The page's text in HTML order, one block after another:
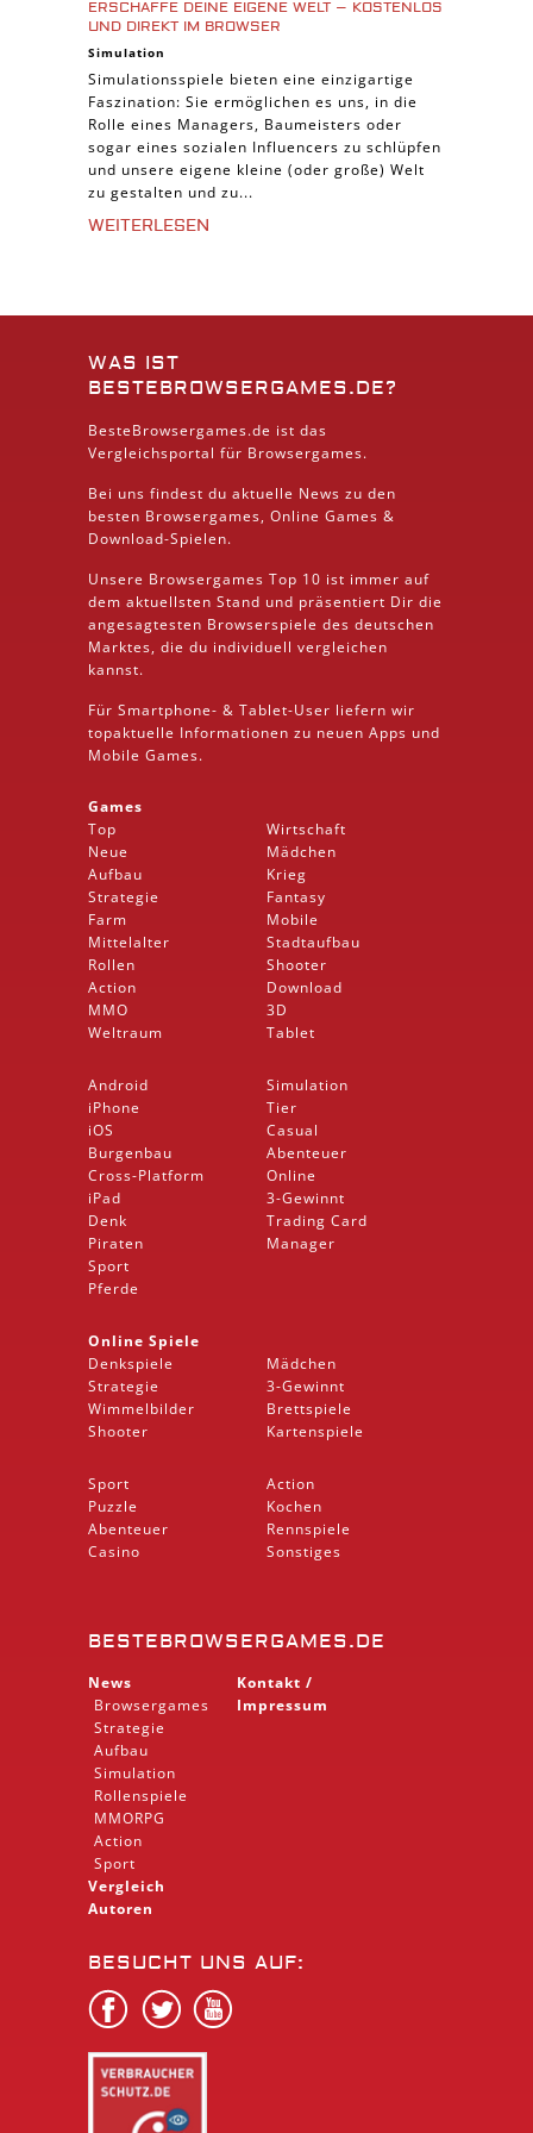
ERSCHAFFE DEINE EIGENE WELT – KOSTENLOS
UND DIREKT IM BROWSER
Simulation
Simulationsspiele bieten eine einzigartige
Faszination: Sie ermöglichen es uns, in die
Rolle eines Managers, Baumeisters oder
sogar eines sozialen Influencers zu schlüpfen
und unsere eigene kleine (oder große) Welt
zu gestalten und zu...
WEITERLESEN
WAS IST
BESTEBROWSERGAMES.DE?
BesteBrowsergames.de ist das
Vergleichsportal für Browsergames.
Bei uns findest du aktuelle News zu den
besten Browsergames, Online Games &
Download-Spielen.
Unsere Browsergames Top 10 ist immer auf
dem aktuellsten Stand und präsentiert Dir die
angesagtesten Browserspiele des deutschen
Marktes, die du individuell vergleichen
kannst.
Für Smartphone- & Tablet-User liefern wir
topaktuelle Informationen zu neuen Apps und
Mobile Games.
Games
Top
Neue
Aufbau
Strategie
Farm
Mittelalter
Rollen
Action
MMO
Weltraum
Wirtschaft
Mädchen
Krieg
Fantasy
Mobile
Stadtaufbau
Shooter
Download
3D
Tablet
Android
iPhone
iOS
Burgenbau
Cross-Platform
iPad
Denk
Piraten
Sport
Pferde
Simulation
Tier
Casual
Abenteuer
Online
3-Gewinnt
Trading Card
Manager
Online Spiele
Denkspiele
Strategie
Wimmelbilder
Shooter
Mädchen
3-Gewinnt
Brettspiele
Kartenspiele
Sport
Puzzle
Abenteuer
Casino
Action
Kochen
Rennspiele
Sonstiges
BESTEBROWSERGAMES.DE
News
Browsergames
Strategie
Aufbau
Simulation
Rollenspiele
MMORPG
Action
Sport
Vergleich
Autoren
Kontakt /
Impressum
BESUCHT UNS AUF: